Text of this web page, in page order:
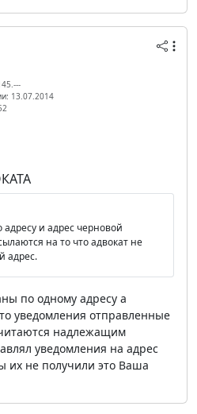
13.07.2014
адресу и адрес черновой
на то что адвокат не
адрес.
по одному адресу а
уведомления отправленные
надлежащим
уведомления на адрес
их не получили это Ваша